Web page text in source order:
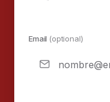
Email (optional)